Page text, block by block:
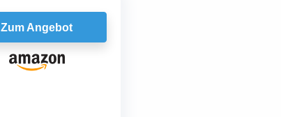
Zum Angebot